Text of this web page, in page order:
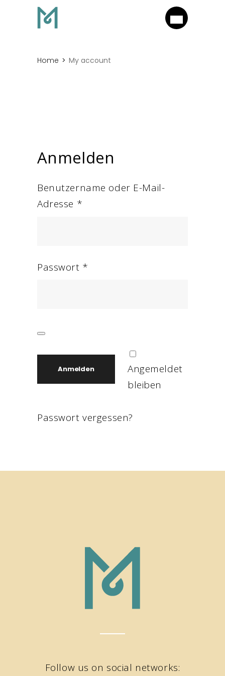
Home My account
Anmelden
Benutzername oder E-Mail-
Adresse *
Passwort *
Angemeldet
bleiben
Anmelden
Passwort vergessen?
Follow us on social networks: